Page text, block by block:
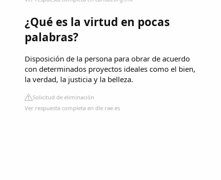
¿Qué es la virtud en pocas
palabras?
Disposición de la persona para obrar de acuerdo
con determinados proyectos ideales como el bien,
la verdad, la justicia y la belleza.
Solicitud de eliminación
Ver respuesta completa en dle.rae.es